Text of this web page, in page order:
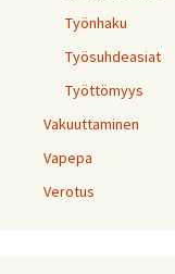
Työnhaku
Työsuhdeasiat
Työttömyys
Vakuuttaminen
Vapepa
Verotus